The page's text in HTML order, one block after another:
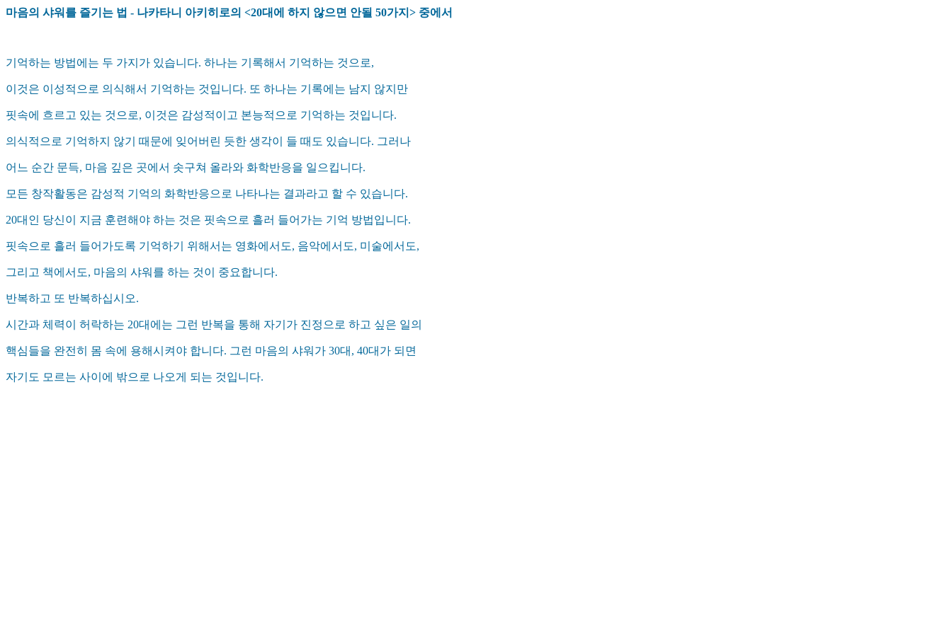
마음의 샤워를 즐기는 법 - 나카타니 아키히로의 <20대에 하지 않으면 안될 50가지> 중에서
기억하는 방법에는 두 가지가 있습니다. 하나는 기록해서 기억하는 것으로,
이것은 이성적으로 의식해서 기억하는 것입니다. 또 하나는 기록에는 남지 않지만
핏속에 흐르고 있는 것으로, 이것은 감성적이고 본능적으로 기억하는 것입니다.
의식적으로 기억하지 않기 때문에 잊어버린 듯한 생각이 들 때도 있습니다. 그러나
어느 순간 문득, 마음 깊은 곳에서 솟구쳐 올라와 화학반응을 일으킵니다.
모든 창작활동은 감성적 기억의 화학반응으로 나타나는 결과라고 할 수 있습니다.
20대인 당신이 지금 훈련해야 하는 것은 핏속으로 흘러 들어가는 기억 방법입니다.
핏속으로 흘러 들어가도록 기억하기 위해서는 영화에서도, 음악에서도, 미술에서도,
그리고 책에서도, 마음의 샤워를 하는 것이 중요합니다.
반복하고 또 반복하십시오.
시간과 체력이 허락하는 20대에는 그런 반복을 통해 자기가 진정으로 하고 싶은 일의
핵심들을 완전히 몸 속에 용해시켜야 합니다. 그런 마음의 샤워가 30대, 40대가 되면
자기도 모르는 사이에 밖으로 나오게 되는 것입니다.